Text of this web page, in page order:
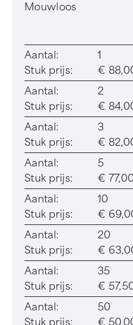
Mouwloos
Aantal:
1
Stuk prijs:
€
Aantal:
2
Stuk prijs:
€
Aantal:
3
Stuk prijs:
€
Aantal:
5
Stuk prijs:
€
Aantal:
10
Stuk prijs:
€
Aantal:
20
Stuk prijs:
€
Aantal:
35
Stuk prijs:
€
Aantal:
50
Stuk prijs:
€